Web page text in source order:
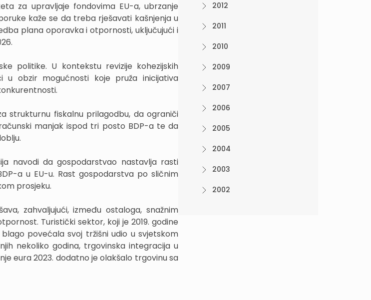
za upravljaje fondovima EU-a, ubrzanje
kaže se da treba rješavati kašnjenja u
plana oporavka i otpornosti, uključujući i
politike. U kontekstu revizije kohezijskih
u obzir mogućnosti koje pruža inicijativa
strukturnu fiskalnu prilagodbu, da ograniči
manjak ispod tri posto BDP-a te da
navodi da gospodarstvao nastavlja rasti
a u EU-u. Rast gospodarstva po sličnim
prosjeku.
zahvaljujući, između ostaloga, snažnim
Turistički sektor, koji je 2019. godine
povećala svoj tržišni udio u svjetskom
nekoliko godina, trgovinska integracija u
eura 2023. dodatno je olakšalo trgovinu sa
2012
2011
2010
2009
2007
2006
2005
2004
2003
2002